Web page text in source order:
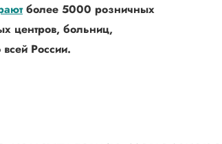
более 5000 розничных
центров, больниц,
России.